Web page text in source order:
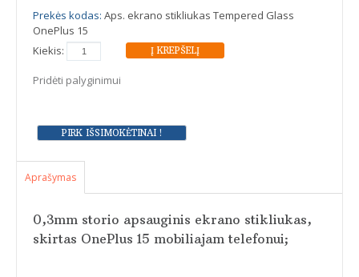
Prekės kodas: Aps. ekrano stikliukas Tempered Glass
OnePlus 15
Kiekis:
Pridėti palyginimui
Aprašymas
0,3mm storio apsauginis ekrano stikliukas,
skirtas OnePlus 15 mobiliajam telefonui;